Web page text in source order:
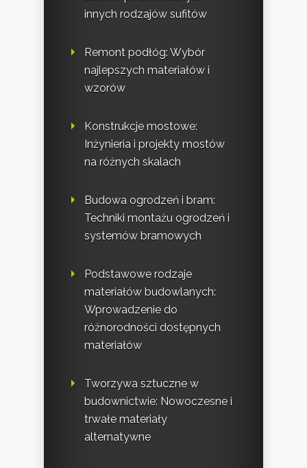
innych rodzajów sufitów
Remont podłóg: Wybór
najlepszych materiałów i
wzorów
Konstrukcje mostowe:
Inżynieria i projekty mostów
na różnych skalach
Budowa ogrodzeń i bram:
Techniki montażu ogrodzeń i
systemów bramowych
Podstawowe rodzaje
materiałów budowlanych:
Wprowadzenie do
różnorodności dostępnych
materiałów
Tworzywa sztuczne w
budownictwie: Nowoczesne i
trwałe materiały
alternatywne